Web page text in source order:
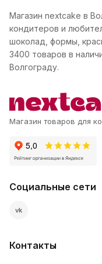
Магазин nextcake в
кондитеров и
шоколад, формы,
3400 товаров в
Волгограду.
Магазин товаров для
Социальные сети
vk
Контакты